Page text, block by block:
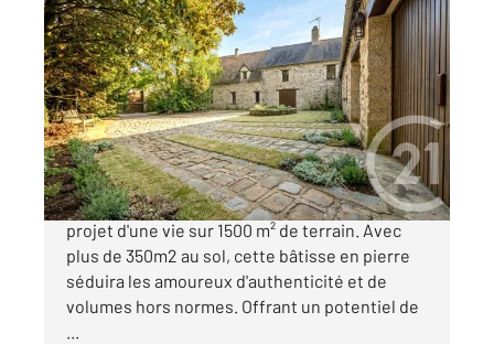
GENICOURT 95
278 m2, 9 pièces
Ref : 554
Maison à vendre
520 000 €
Demeure de caractère et ses dépendances : le
projet d'une vie sur 1500 m² de terrain. Avec
plus de 350m2 au sol, cette bâtisse en pierre
séduira les amoureux d'authenticité et de
volumes hors normes. Offrant un potentiel de
...